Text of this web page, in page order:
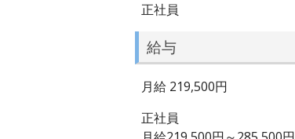
正社員
給与
月給 219,500円
正社員